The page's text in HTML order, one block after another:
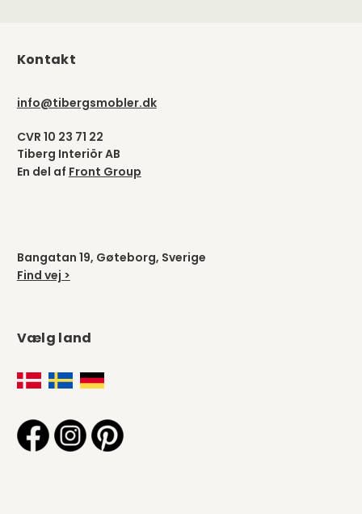
Kontakt
info@tibergsmobler.dk
CVR 10 23 71 22
Tiberg Interiör AB
En del af Front Group
Bangatan 19, Gøteborg, Sverige
Find vej >
Vælg land